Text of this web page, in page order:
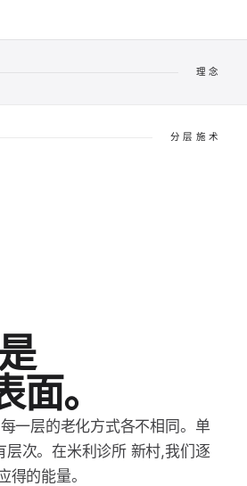
理念
分层施术
。
一层的老化方式各不相同。单
层次。在米利诊所 新村,我们逐
得的能量。